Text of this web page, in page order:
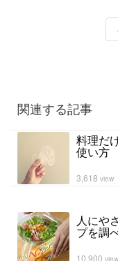
関連する記事
料理だ
使い方
3,618 view
人にや
プを調
10,900 view